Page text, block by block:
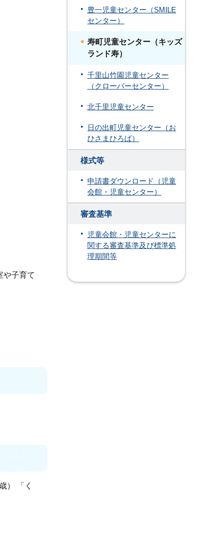
子育て
） 「く
豊一児童センター（SMILE
センター）
寿町児童センター（キッズ
ランド寿）
千里山竹園児童センター
（クローバーセンター）
北千里児童センター
日の出町児童センター（お
ひさまひろば）
様式等
申請書ダウンロード（児童
会館・児童センター）
審査基準
児童会館・児童センターに
関する審査基準及び標準処
理期間等